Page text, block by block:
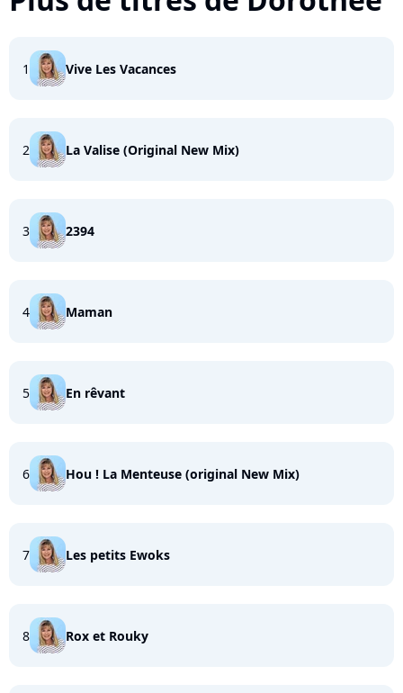
1 Vive Les Vacances
2 La Valise (Original New Mix)
3 2394
4 Maman
5 En rêvant
6 Hou ! La Menteuse (original New Mix)
7 Les petits Ewoks
8 Rox et Rouky